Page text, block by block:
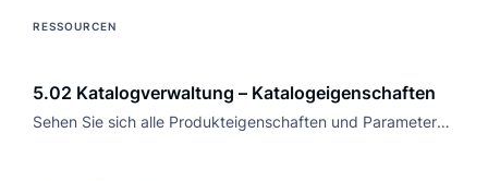
RESSOURCEN
5.02 Katalogverwaltung – Katalogeigenschaften
Sehen Sie sich alle Produkteigenschaften und Parameter